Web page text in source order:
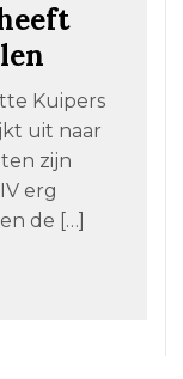
Kuipers
uit naar
zijn
erg
de […]